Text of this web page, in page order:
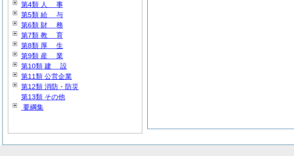
第4類 人 事
第5類 給 与
第6類 財 務
第7類 教 育
第8類 厚 生
第9類 産 業
第10類 建 設
第11類 公営企業
第12類 消防・防災
第13類 その他
要綱集